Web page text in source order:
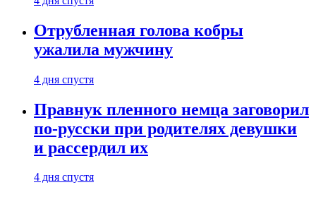
Отрубленная голова кобры
ужалила мужчину
4 дня спустя
Правнук пленного немца заговорил
по-русски при родителях девушки
и рассердил их
4 дня спустя